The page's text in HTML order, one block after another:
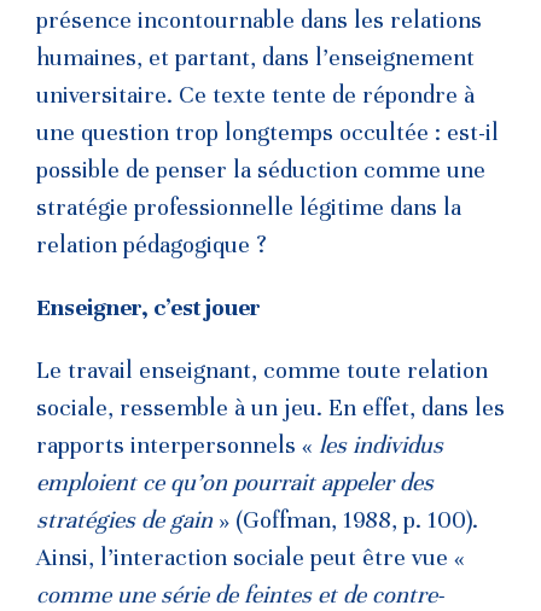
présence incontournable dans les relations
humaines, et partant, dans l’enseignement
universitaire. Ce texte tente de répondre à
une question trop longtemps occultée : est-il
possible de penser la séduction comme une
stratégie professionnelle légitime dans la
relation pédagogique ?
Enseigner, c’est jouer
Le travail enseignant, comme toute relation
sociale, ressemble à un jeu. En effet, dans les
rapports interpersonnels « les individus
emploient ce qu’on pourrait appeler des
stratégies de gain » (Goffman, 1988, p. 100).
Ainsi, l’interaction sociale peut être vue «
comme une série de feintes et de contre-